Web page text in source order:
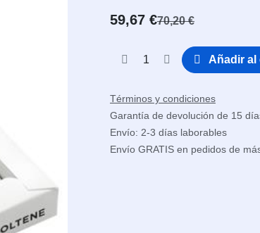
59,67 €70,20€
Añadir al
Términos y condiciones
Garantía de devolución de 15
Envío: 2-3 días laborables
Envío GRATIS en pedidos de